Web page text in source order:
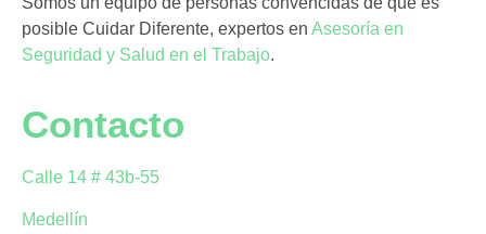
posible Cuidar Diferente, expertos en Asesoría en
Seguridad y Salud en el Trabajo.
Contacto
Calle 14 # 43b-55
Medellín